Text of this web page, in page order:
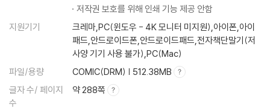
저작권 보호를 위해 인쇄 기능 제공 안함
지원기기
크레마,PC(윈도우 - 4K 모니터 미지원),아이폰,아이
패드,안드로이드폰,안드로이드패드,전자책단말기(저
사양 기기 사용 불가),PC(Mac)
파일/용량
COMIC(DRM) | 512.38MB
글자 수/ 페이지
수
약 288쪽